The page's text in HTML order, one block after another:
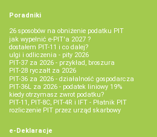
Poradniki
26 sposobów na obniżenie podatku PIT
jak wypełnić e-PIT'a 2027 ?
dostałem PIT-11 i co dalej?
ulgi i odliczenia - pity 2026
PIT-37 za 2026 - przykład, broszura
PIT-28 ryczałt za 2026
PIT-36 za 2026 - działalność gospodarcza
PIT-36L za 2026 - podatek liniowy 19%
kiedy otrzymasz zwrot podatku?
PIT-11, PIT-8C, PIT-4R i IFT - Płatnik PIT
rozliczenie PIT przez urząd skarbowy
e-Deklaracje